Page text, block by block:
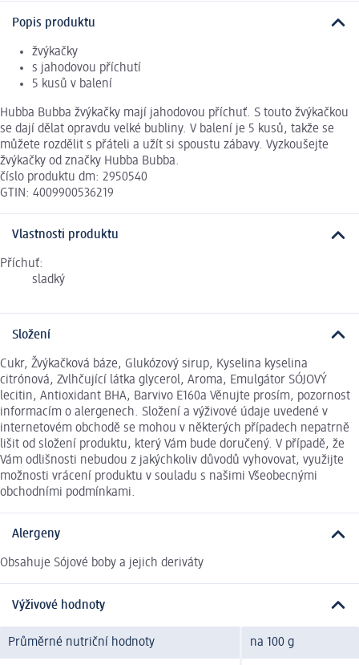
Popis produktu
žvýkačky
s jahodovou příchutí
5 kusů v balení
Hubba Bubba žvýkačky mají jahodovou příchuť. S touto žvýkačkou
se dají dělat opravdu velké bubliny. V balení je 5 kusů, takže se
můžete rozdělit s přáteli a užít si spoustu zábavy. Vyzkoušejte
žvýkačky od značky Hubba Bubba.
číslo produktu dm: 2950540
GTIN: 4009900536219
Vlastnosti produktu
Příchuť:
sladký
Složení
Cukr, Žvýkačková báze, Glukózový sirup, Kyselina kyselina
citrónová, Zvlhčující látka glycerol, Aroma, Emulgátor SÓJOVÝ
lecitin, Antioxidant BHA, Barvivo E160a Věnujte prosím, pozornost
informacím o alergenech. Složení a výživové údaje uvedené v
internetovém obchodě se mohou v některých případech nepatrně
lišit od složení produktu, který Vám bude doručený. V případě, že
Vám odlišnosti nebudou z jakýchkoliv důvodů vyhovovat, využijte
možnosti vrácení produktu v souladu s našimi Všeobecnými
obchodními podmínkami.
Alergeny
Obsahuje Sójové boby a jejich deriváty
Výživové hodnoty
Průměrné nutriční hodnoty na 100 g